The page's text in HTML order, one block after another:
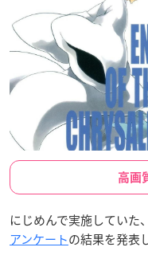
高画
にじめんで実施していた、
アンケートの結果を発表